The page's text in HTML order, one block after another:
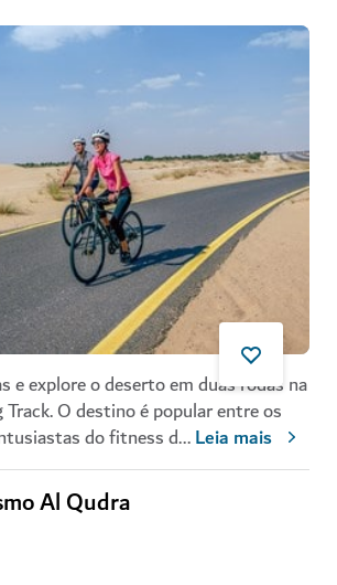
e explore o deserto em duas rodas na
O destino é popular entre os
do fitness d...Leia mais
Al Qudra